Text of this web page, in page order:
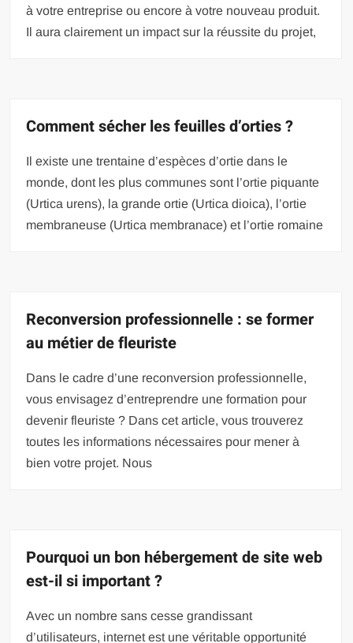
à votre entreprise ou encore à votre nouveau produit.
Il aura clairement un impact sur la réussite du projet,
Comment sécher les feuilles d’orties ?
Il existe une trentaine d’espèces d’ortie dans le
monde, dont les plus communes sont l’ortie piquante
(Urtica urens), la grande ortie (Urtica dioica), l’ortie
membraneuse (Urtica membranace) et l’ortie romaine
Reconversion professionnelle : se former
au métier de fleuriste
Dans le cadre d’une reconversion professionnelle,
vous envisagez d’entreprendre une formation pour
devenir fleuriste ? Dans cet article, vous trouverez
toutes les informations nécessaires pour mener à
bien votre projet. Nous
Pourquoi un bon hébergement de site web
est-il si important ?
Avec un nombre sans cesse grandissant
d’utilisateurs, internet est une véritable opportunité